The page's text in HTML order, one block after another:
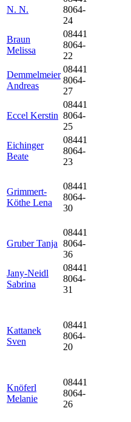
N. N.
8064-
24
Braun
Melissa
08441
8064-
22
Demmelmeier
Andreas
08441
8064-
27
Eccel Kerstin
08441
8064-
25
Eichinger
Beate
08441
8064-
23
Grimmert-
Köthe Lena
08441
8064-
30
Gruber Tanja
08441
8064-
36
Jany-Neidl
Sabrina
08441
8064-
31
Kattanek
Sven
08441
8064-
20
Knöferl
Melanie
08441
8064-
26